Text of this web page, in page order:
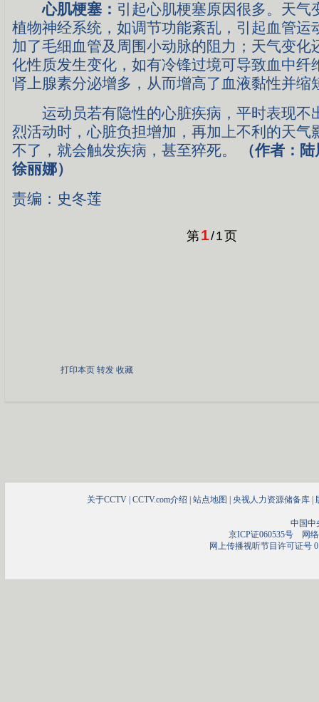
心肌梗塞： 引起心肌梗塞原因很多。天气
植物神经系统，如调节功能紊乱，引起血管运
加了毛细血管及周围小动脉的阻力；天气变化
化性质发生变化，如有冷锋过境可导致血中纤
肾上腺素分泌增多，从而增高了血液黏性并缩
运动员若有隐性的心脏疾病，平时表现不
烈活动时，心脏负担增加，再加上不利的天气
不了，就会触发疾病，甚至猝死。
（作者：
徐丽娜）
责编：史冬莲
第1/1页
打印本页 转发 收藏
关于CCTV CCTV.com介绍 站点地图 央视人力资源储备库
中国中
京ICP证060535号网络
网上传播视听节目许可证号